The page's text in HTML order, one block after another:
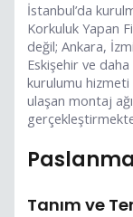
İstanbul’da
Korkuluk Yapan
değil; Ankara,
Eskişehir ve
kurulumu hizmeti
ulaşan montaj
Tanım ve